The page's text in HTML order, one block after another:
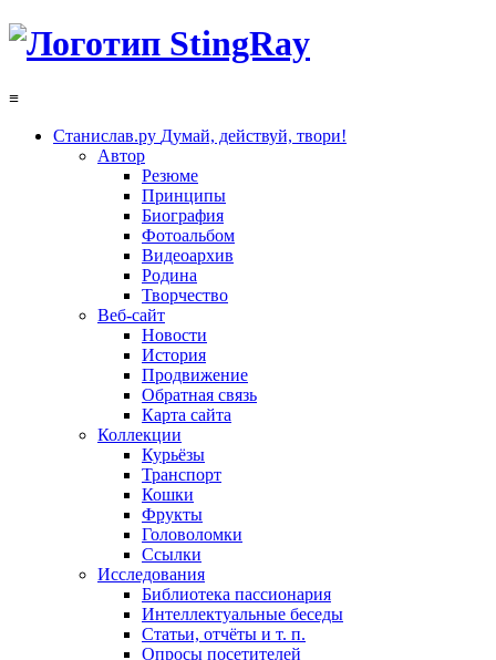
≡
Станислав.ру Думай, действуй, твори!
Автор
Резюме
Принципы
Биография
Фотоальбом
Видеоархив
Родина
Творчество
Веб-сайт
Новости
История
Продвижение
Обратная связь
Карта сайта
Коллекции
Курьёзы
Транспорт
Кошки
Фрукты
Головоломки
Ссылки
Исследования
Библиотека пассионария
Интеллектуальные беседы
Статьи, отчёты и т. п.
Опросы посетителей